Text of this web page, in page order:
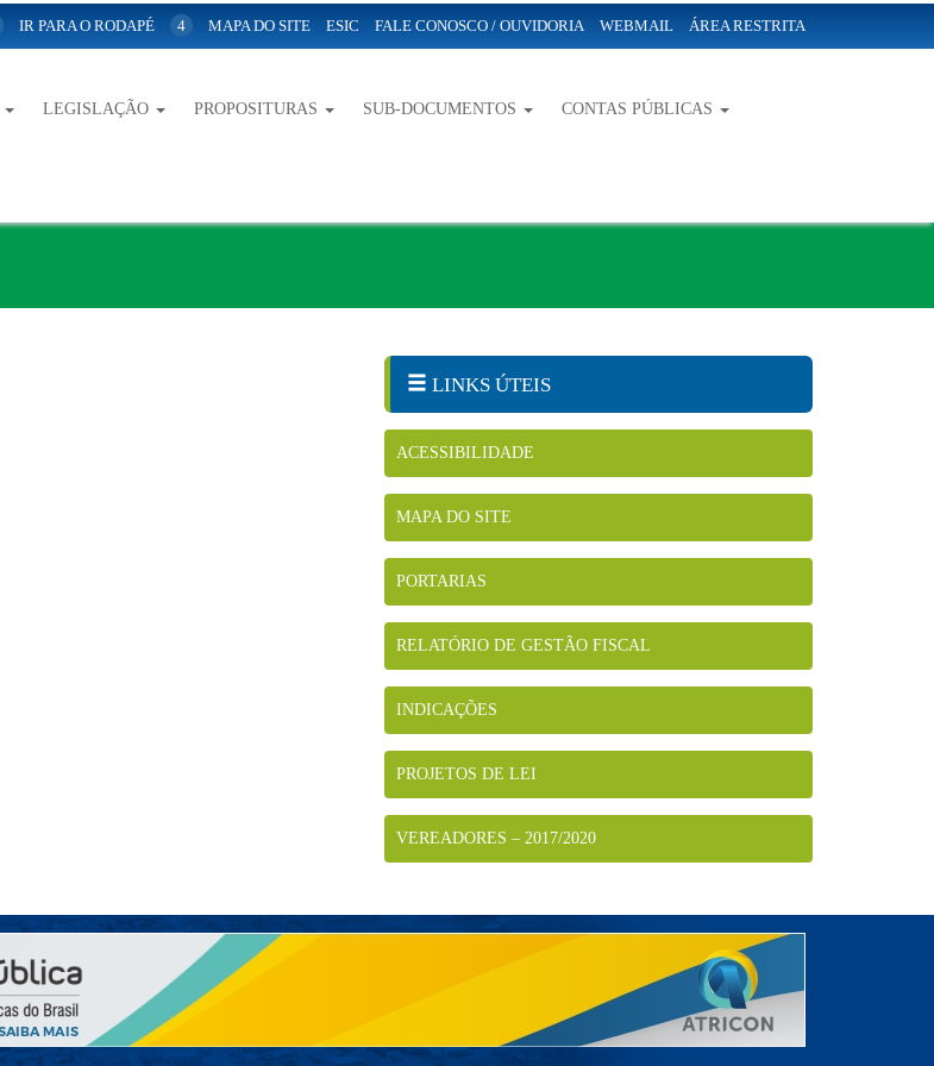
IR PARA O RODAPÉ 4 MAPA DO SITE ESIC FALE CONOSCO / OUVIDORIA WEBMAIL ÁREA RESTRITA
LEGISLAÇÃO PROPOSITURAS SUB-DOCUMENTOS CONTAS PÚBLICAS
LINKS ÚTEIS
ACESSIBILIDADE
MAPA DO SITE
PORTARIAS
RELATÓRIO DE GESTÃO FISCAL
INDICAÇÕES
PROJETOS DE LEI
VEREADORES – 2017/2020